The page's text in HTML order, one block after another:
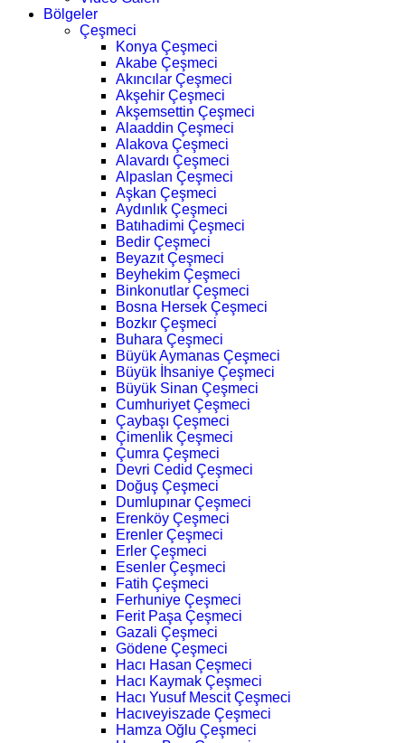
Bölgeler
Çeşmeci
Konya Çeşmeci
Akabe Çeşmeci
Akıncılar Çeşmeci
Akşehir Çeşmeci
Akşemsettin Çeşmeci
Alaaddin Çeşmeci
Alakova Çeşmeci
Alavardı Çeşmeci
Alpaslan Çeşmeci
Aşkan Çeşmeci
Aydınlık Çeşmeci
Batıhadimi Çeşmeci
Bedir Çeşmeci
Beyazıt Çeşmeci
Beyhekim Çeşmeci
Binkonutlar Çeşmeci
Bosna Hersek Çeşmeci
Bozkır Çeşmeci
Buhara Çeşmeci
Büyük Aymanas Çeşmeci
Büyük İhsaniye Çeşmeci
Büyük Sinan Çeşmeci
Cumhuriyet Çeşmeci
Çaybaşı Çeşmeci
Çimenlik Çeşmeci
Çumra Çeşmeci
Devri Cedid Çeşmeci
Doğuş Çeşmeci
Dumlupınar Çeşmeci
Erenköy Çeşmeci
Erenler Çeşmeci
Erler Çeşmeci
Esenler Çeşmeci
Fatih Çeşmeci
Ferhuniye Çeşmeci
Ferit Paşa Çeşmeci
Gazali Çeşmeci
Gödene Çeşmeci
Hacı Hasan Çeşmeci
Hacı Kaymak Çeşmeci
Hacı Yusuf Mescit Çeşmeci
Hacıveyiszade Çeşmeci
Hamza Oğlu Çeşmeci